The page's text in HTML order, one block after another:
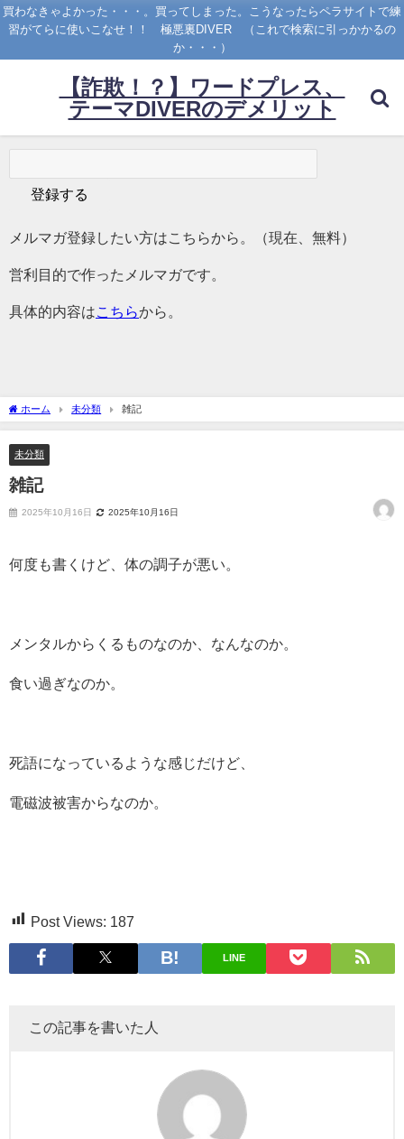
買わなきゃよかった・・・。買ってしまった。こうなったらペラサイトで練
習がてらに使いこなせ！！ 極悪裏DIVER （これで検索に引っかかるの
か・・・）
【詐欺！？】ワードプレス、
テーマDIVERのデメリット
メルマガ登録したい方はこちらから。（現在、無料）
営利目的で作ったメルマガです。
具体的内容は こちらから。
ホーム 未分類 雑記
未分類
雑記
2025年10月16日 2025年10月16日
何度も書くけど、体の調子が悪い。
メンタルからくるものなのか、なんなのか。
食い過ぎなのか。
死語になっているような感じだけど、
電磁波被害からなのか。
Post Views: 187
LINE
この記事を書いた人